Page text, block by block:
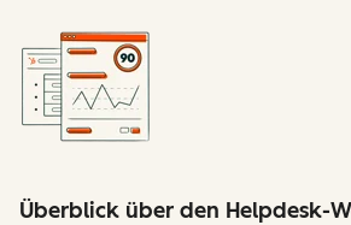
Überblick über den Helpdesk-